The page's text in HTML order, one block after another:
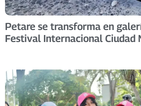
Petare se transforma en
Festival Internacional Ciudad